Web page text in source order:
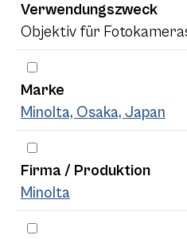
Verwendungszweck
Objektiv für
Marke
Minolta, Osaka, Japan
Firma / Produktion
Minolta